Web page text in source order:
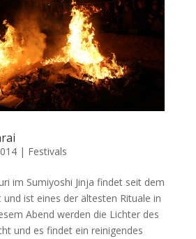
| Festivals
im Sumiyoshi Jinja findet seit dem
und ist eines der ältesten Rituale in
Abend werden die Lichter des
und es findet ein reinigendes